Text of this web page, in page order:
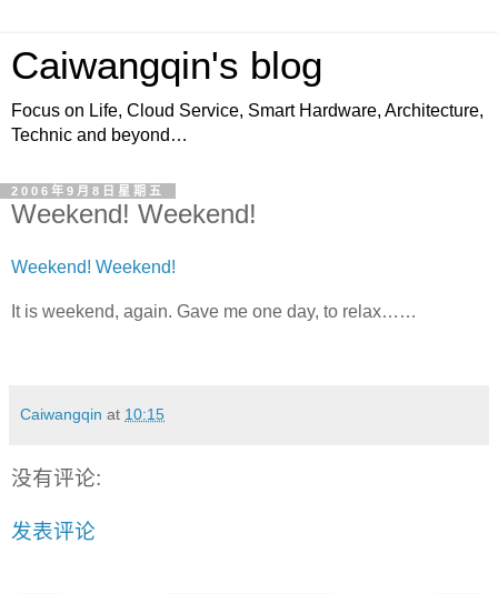
Caiwangqin's blog
Focus on Life, Cloud Service, Smart Hardware, Architecture,
Technic and beyond…
2006年9月8日星期五
Weekend! Weekend!
Weekend! Weekend!
It is weekend, again. Gave me one day, to relax……
Caiwangqin at 10:15
没有评论:
发表评论